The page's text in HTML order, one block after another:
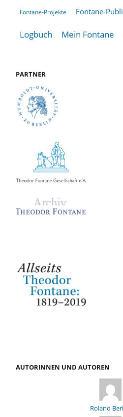
Fontane-Projekte Fontane-
Logbuch Mein Fontane
PARTNER
AUTORINNEN UND AUTOREN
Roland